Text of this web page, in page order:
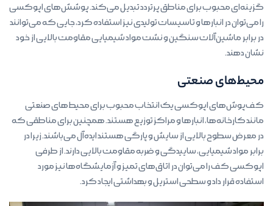
گزینه‌ای محبوب برای مناطق پرتردد تبدیل می‌کند. پوشش‌های اپوکسی
را می‌توان در انبارها و تاسیسات تولیدی نیز استفاده کرد، جایی که می‌توانند
در برابر ماشین‌آلات سنگین و نشت مواد شیمیایی مقاومت بالایی از خود
نشان دهند.
محیط‌های صنعتی
کف‌پوش‌های اپوکسی یک انتخاب محبوب برای محیط‌های صنعتی
مانند کارخانه‌ها، انبارها و مراکز توزیع هستند. همچنین برای مناطقی که
در معرض سطوح بالایی از سایش و پارگی هستند ایده‌آل می‌باشند. زیرا در
برابر مواد شیمیایی، ساییدگی و ضربه مقاومت بالایی دارند. از طرفی
اپوکسی کف را می‌توان در اتاق‌های تمیز و آزمایشگاه‌ها نیز مورد
استفاده قرار داد و سطحی استریل و بهداشتی ایجاد کرد.